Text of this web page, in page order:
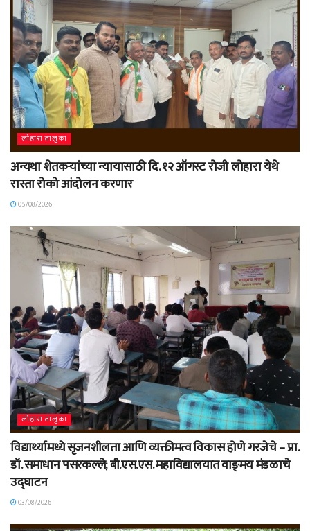
लोहारा तालुका
अन्यथा शेतकऱ्यांच्या न्यायासाठी दि. १२ ऑगस्ट रोजी लोहारा येथे
रास्ता रोको आंदोलन करणार
05/08/2026
लोहारा तालुका
विद्यार्थ्यामध्ये सृजनशीलता आणि व्यक्तीमत्व विकास होणे गरजेचे – प्रा.
डॉ. समाधान पसरकल्ले; बी.एस.एस. महाविद्यालयात वाङ्‌मय मंडळाचे
उद्घाटन
03/08/2026